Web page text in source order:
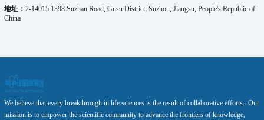
地址： 2-14015 1398 Suzhan Road, Gusu District, Suzhou, Jiangsu, People's Republic of
China
We believe that every breakthrough in life sciences is the result of collaborative efforts.. Our
mission is to empower the scientific community to advance the frontiers of knowledge,